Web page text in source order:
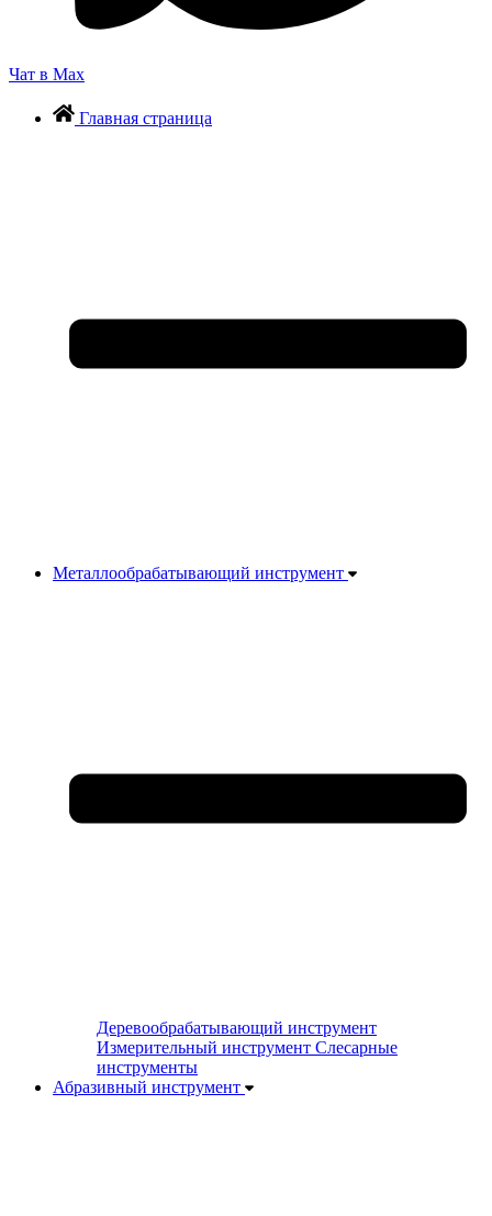
Чат в Max
Главная страница
Металлообрабатывающий инструмент
Деревообрабатывающий инструмент
Измерительный инструмент Слесарные
инструменты
Абразивный инструмент